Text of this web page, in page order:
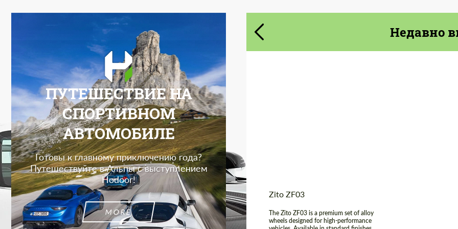
ПУТЕШЕСТВИЕ НА
СПОРТИВНОМ
АВТОМОБИЛЕ
Готовы к главному приключению года?
Путешествуйте в Альпы с выступлением
Hodoor!
MORE
Недавно
Zito ZF03
The Zito ZF03 is a premium set of alloy
wheels designed for high-performance
Cогласиться на обработку